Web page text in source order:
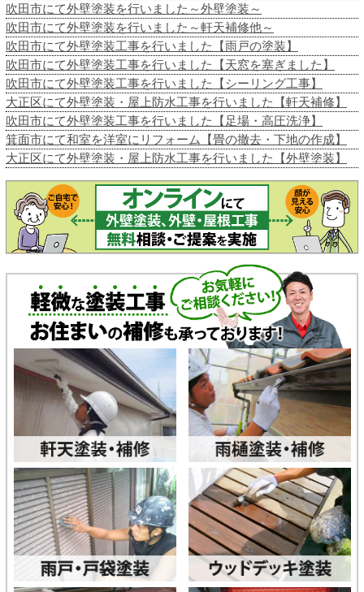
吹田市にて外壁塗装を行いました～外壁塗装～
吹田市にて外壁塗装を行いました～軒天補修他～
吹田市にて外壁塗装工事を行いました【雨戸の塗装】
吹田市にて外壁塗装工事を行いました【天窓を塞ぎました】
吹田市にて外壁塗装工事を行いました【シーリング工事】
大正区にて外壁塗装・屋上防水工事を行いました【軒天補修】
吹田市にて外壁塗装工事を行いました【足場・高圧洗浄】
箕面市にて和室を洋室にリフォーム【畳の撤去・下地の作成】
大正区にて外壁塗装・屋上防水工事を行いました【外壁塗装】